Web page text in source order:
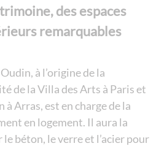
des espaces
remarquables
à l’origine de la
de la Villa des Arts à Paris et
à Arras, est en charge de la
en logement. Il aura la
béton, le verre et l’acier pour